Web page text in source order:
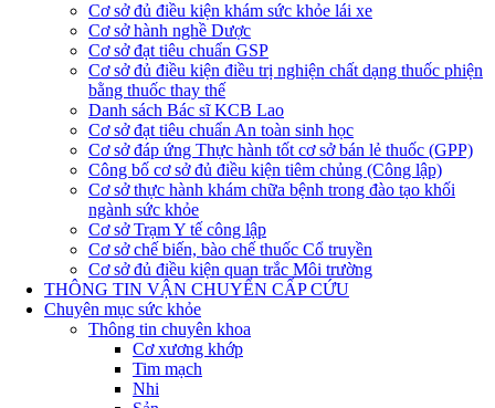
Cơ sở đủ điều kiện khám sức khỏe lái xe
Cơ sở hành nghề Dược
Cơ sở đạt tiêu chuẩn GSP
Cơ sở đủ điều kiện điều trị nghiện chất dạng thuốc phiện
bằng thuốc thay thế
Danh sách Bác sĩ KCB Lao
Cơ sở đạt tiêu chuẩn An toàn sinh học
Cơ sở đáp ứng Thực hành tốt cơ sở bán lẻ thuốc (GPP)
Công bố cơ sở đủ điều kiện tiêm chủng (Công lập)
Cơ sở thực hành khám chữa bệnh trong đào tạo khối
ngành sức khỏe
Cơ sở Trạm Y tế công lập
Cơ sở chế biến, bào chế thuốc Cổ truyền
Cơ sở đủ điều kiện quan trắc Môi trường
THÔNG TIN VẬN CHUYỂN CẤP CỨU
Chuyên mục sức khỏe
Thông tin chuyên khoa
Cơ xương khớp
Tim mạch
Nhi